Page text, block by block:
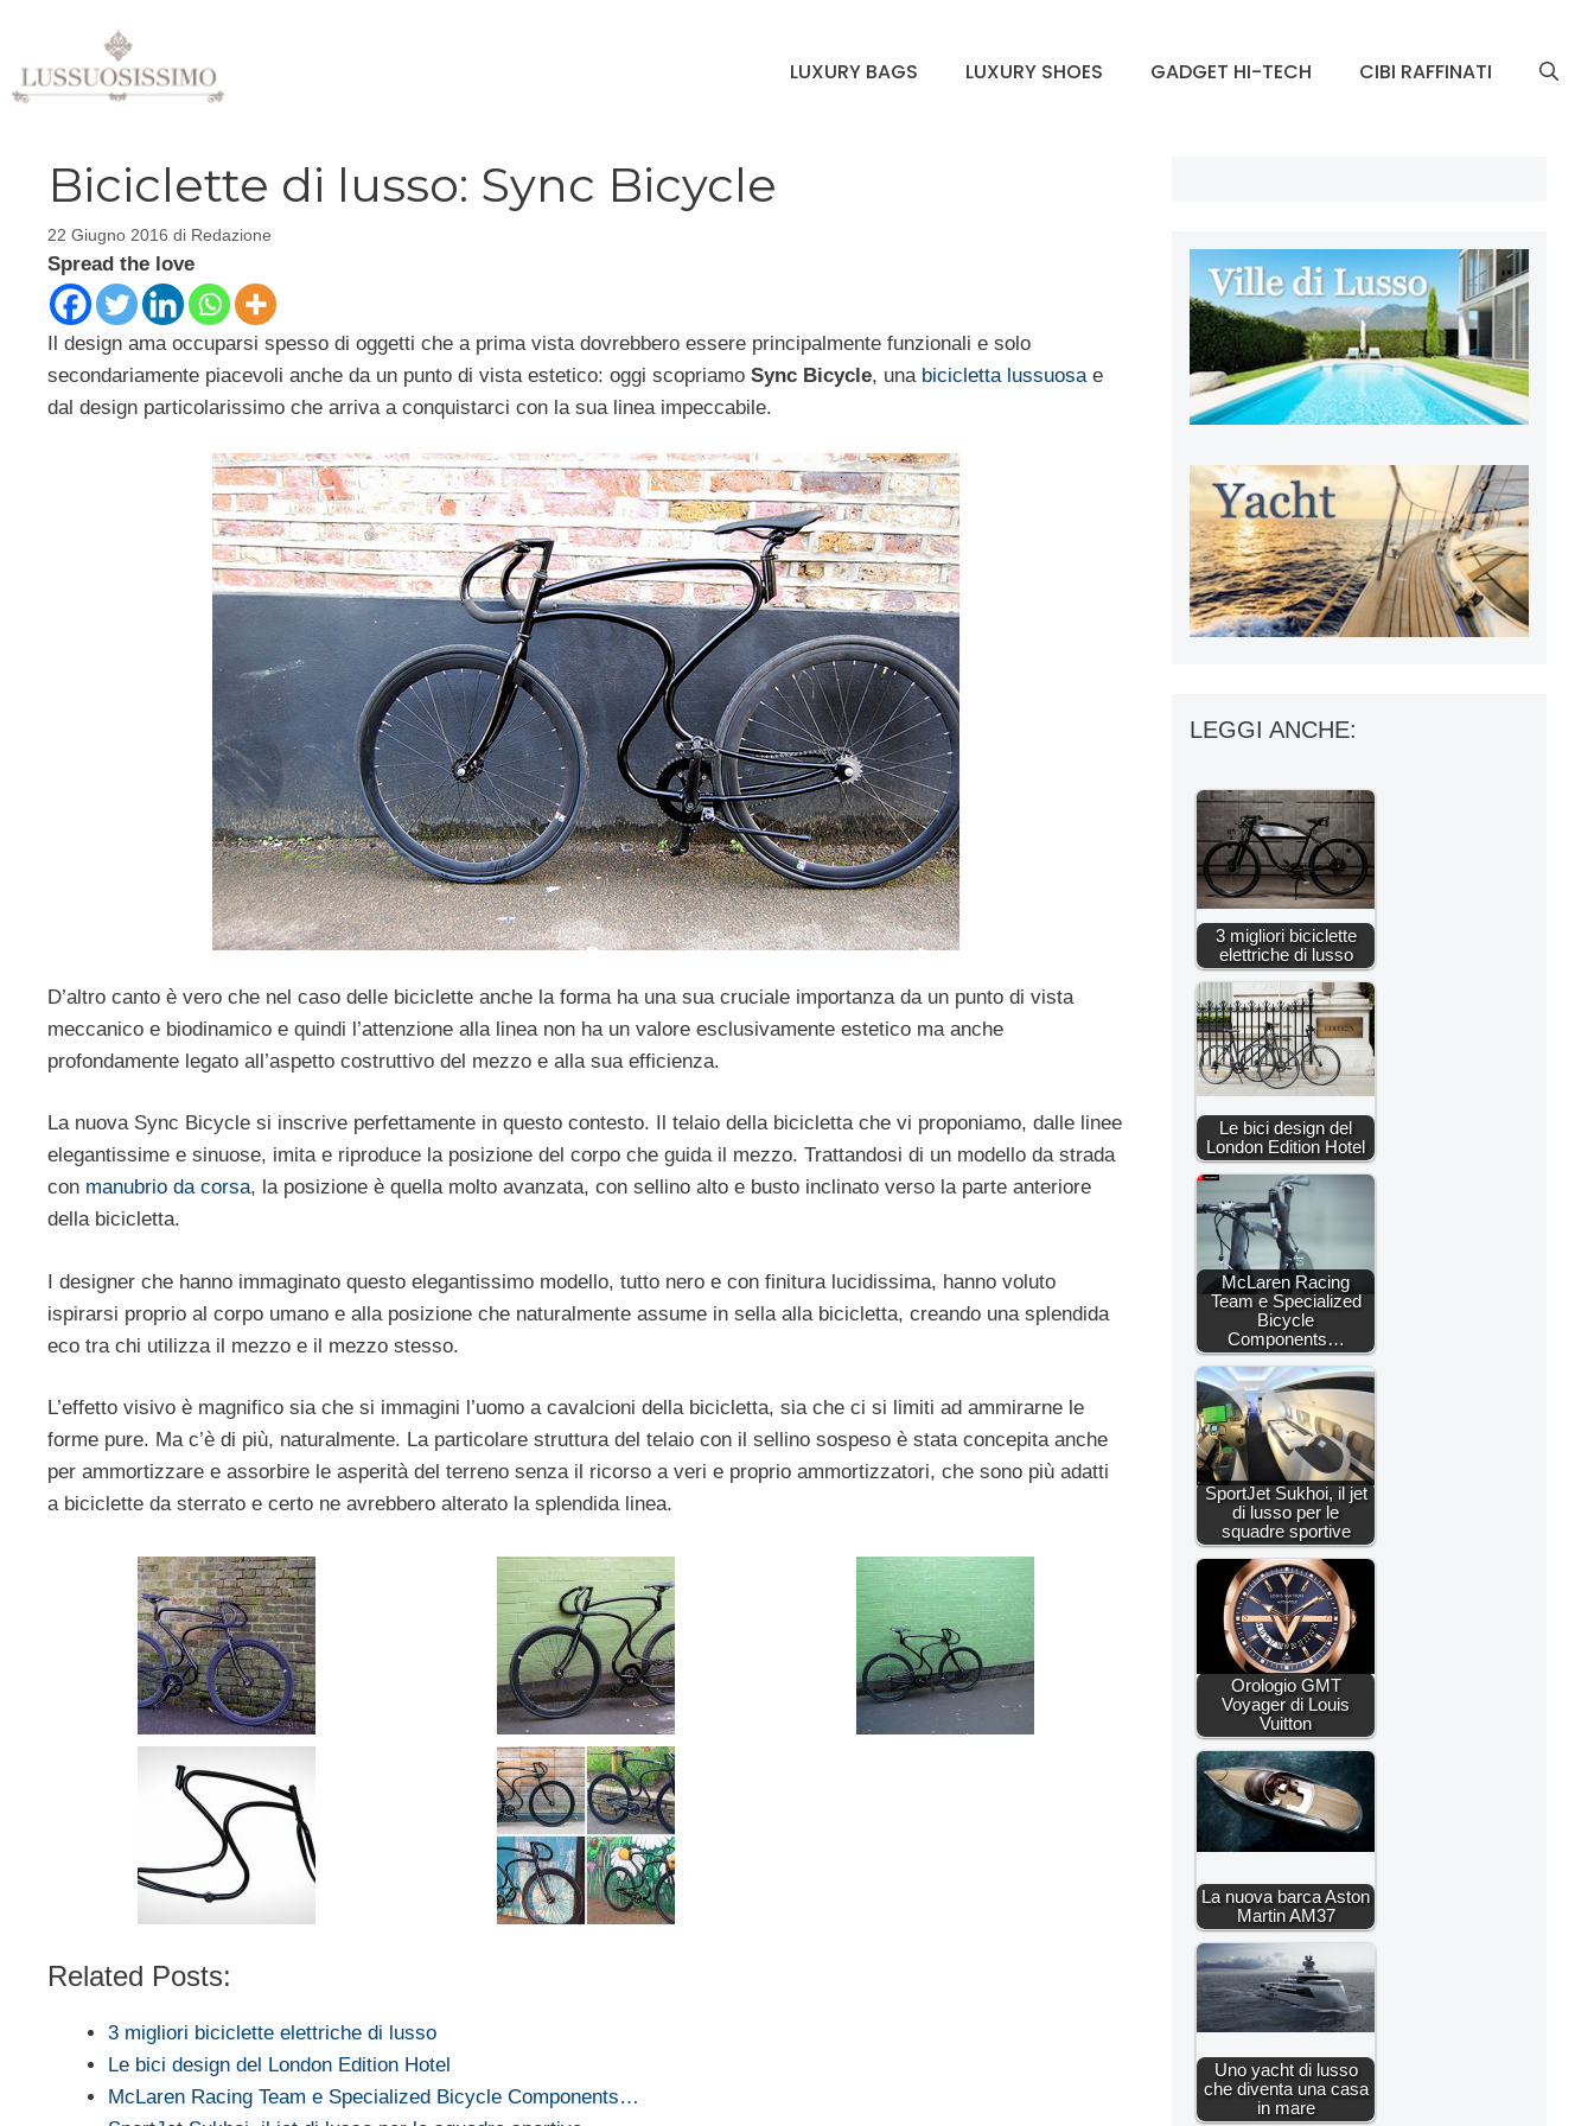
contenuto
LUXURY BAGS LUXURY SHOES GADGET HI-TECH CIBI RAFFINATI
Biciclette di lusso: Sync Bicycle
22 Giugno 2016 di Redazione
Spread the love
Il design ama occuparsi spesso di oggetti che a prima vista dovrebbero essere principalmente funzionali e solo
secondariamente piacevoli anche da un punto di vista estetico: oggi scopriamo Sync Bicycle, una bicicletta lussuosa e
dal design particolarissimo che arriva a conquistarci con la sua linea impeccabile.
D’altro canto è vero che nel caso delle biciclette anche la forma ha una sua cruciale importanza da un punto di vista
meccanico e biodinamico e quindi l’attenzione alla linea non ha un valore esclusivamente estetico ma anche
profondamente legato all’aspetto costruttivo del mezzo e alla sua efficienza.
La nuova Sync Bicycle si inscrive perfettamente in questo contesto. Il telaio della bicicletta che vi proponiamo, dalle linee
elegantissime e sinuose, imita e riproduce la posizione del corpo che guida il mezzo. Trattandosi di un modello da strada
con manubrio da corsa, la posizione è quella molto avanzata, con sellino alto e busto inclinato verso la parte anteriore
della bicicletta.
I designer che hanno immaginato questo elegantissimo modello, tutto nero e con finitura lucidissima, hanno voluto
ispirarsi proprio al corpo umano e alla posizione che naturalmente assume in sella alla bicicletta, creando una splendida
eco tra chi utilizza il mezzo e il mezzo stesso.
L’effetto visivo è magnifico sia che si immagini l’uomo a cavalcioni della bicicletta, sia che ci si limiti ad ammirarne le
forme pure. Ma c’è di più, naturalmente. La particolare struttura del telaio con il sellino sospeso è stata concepita anche
per ammortizzare e assorbire le asperità del terreno senza il ricorso a veri e proprio ammortizzatori, che sono più adatti
a biciclette da sterrato e certo ne avrebbero alterato la splendida linea.
Related Posts:
3 migliori biciclette elettriche di lusso
Le bici design del London Edition Hotel
McLaren Racing Team e Specialized Bicycle Components…
LEGGI ANCHE:
3 migliori biciclette
elettriche di lusso
Le bici design del
London Edition Hotel
McLaren Racing
Team e Specialized
Bicycle
Components…
SportJet Sukhoi, il jet
di lusso per le
squadre sportive
Orologio GMT
Voyager di Louis
Vuitton
La nuova barca Aston
Martin AM37
Uno yacht di lusso
che diventa una casa
in mare